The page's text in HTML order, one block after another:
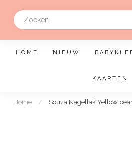
HOME NIEUW
KAARTEN
Home / Souza Nagellak Yellow